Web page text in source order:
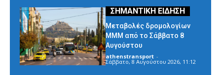
Μεταβολές δρομολογίων
ΜΜΜ από το Σάββατο 8
Αυγούστου
athenstransport -
Σάββατο, 8 Αυγούστου 2026, 11:12